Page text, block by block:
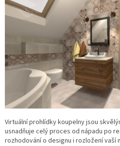
Virtuální prohlídky koupelny jsou
usnadňuje celý proces od nápadu po
rozhodování o designu i rozložení vaší